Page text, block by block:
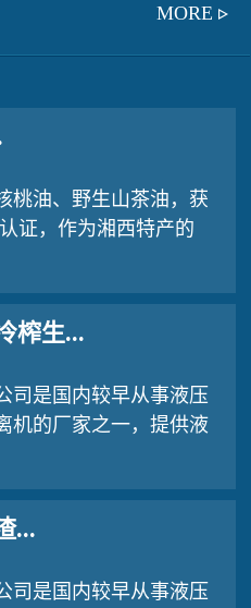
MORE
桃油、野生山茶油，获
证，作为湘西特产的
榨生...
司是国内较早从事液压
机的厂家之一，提供液
...
司是国内较早从事液压